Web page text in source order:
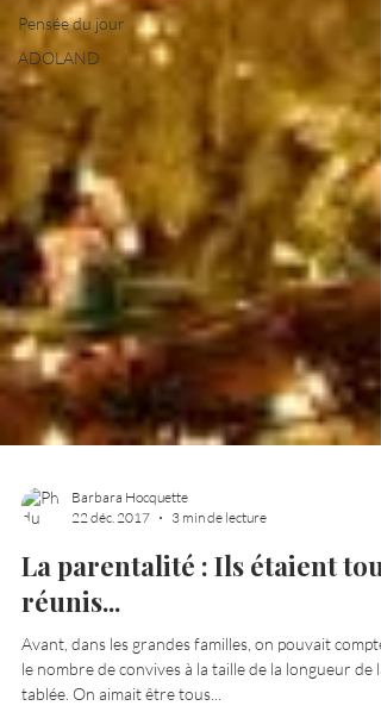
Pensée du jour
ADOLAND
Barbara Hocquette
22 déc. 2017
3 min de lecture
La parentalité : Ils étaient tous
réunis...
Avant, dans les grandes familles, on pouvait